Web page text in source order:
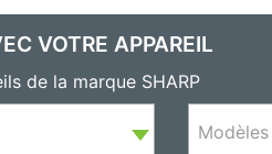
VOTRE APPAREIL
de la marque SHARP
Modèles